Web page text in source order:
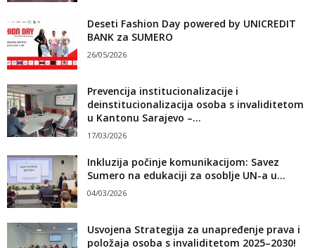
Deseti Fashion Day powered by UNICREDIT
BANK za SUMERO
26/05/2026
Prevencija institucionalizacije i
deinstitucionalizacija osoba s invaliditetom
u Kantonu Sarajevo –...
17/03/2026
Inkluzija počinje komunikacijom: Savez
Sumero na edukaciji za osoblje UN-a u...
04/03/2026
Usvojena Strategija za unapređenje prava i
položaja osoba s invaliditetom 2025–2030!